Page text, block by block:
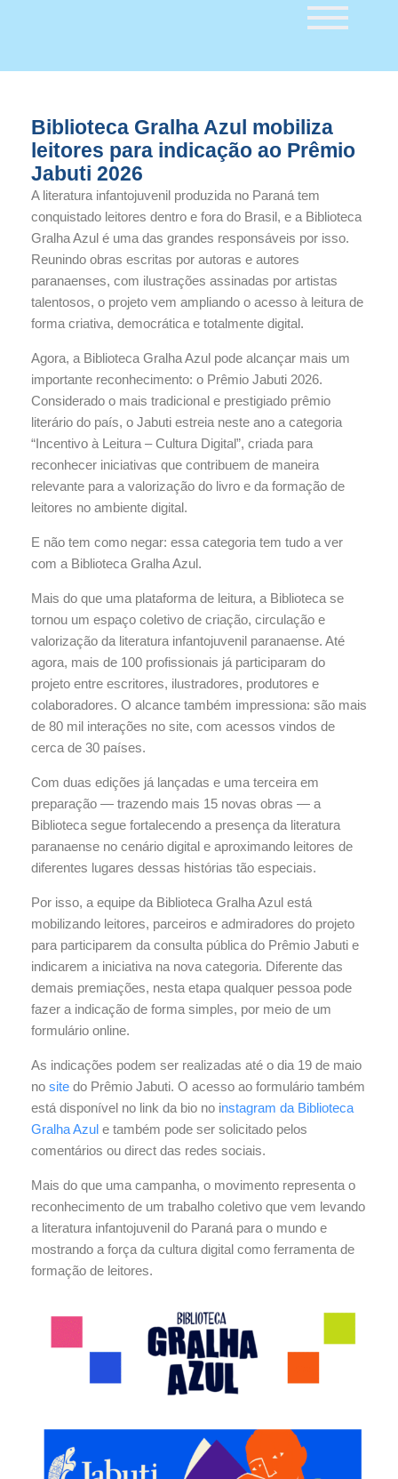
Biblioteca Gralha Azul mobiliza
leitores para indicação ao Prêmio
Jabuti 2026
A literatura infantojuvenil produzida no Paraná tem
conquistado leitores dentro e fora do Brasil, e a Biblioteca
Gralha Azul é uma das grandes responsáveis por isso.
Reunindo obras escritas por autoras e autores
paranaenses, com ilustrações assinadas por artistas
talentosos, o projeto vem ampliando o acesso à leitura de
forma criativa, democrática e totalmente digital.
Agora, a Biblioteca Gralha Azul pode alcançar mais um
importante reconhecimento: o Prêmio Jabuti 2026.
Considerado o mais tradicional e prestigiado prêmio
literário do país, o Jabuti estreia neste ano a categoria
“Incentivo à Leitura – Cultura Digital”, criada para
reconhecer iniciativas que contribuem de maneira
relevante para a valorização do livro e da formação de
leitores no ambiente digital.
E não tem como negar: essa categoria tem tudo a ver
com a Biblioteca Gralha Azul.
Mais do que uma plataforma de leitura, a Biblioteca se
tornou um espaço coletivo de criação, circulação e
valorização da literatura infantojuvenil paranaense. Até
agora, mais de 100 profissionais já participaram do
projeto entre escritores, ilustradores, produtores e
colaboradores. O alcance também impressiona: são mais
de 80 mil interações no site, com acessos vindos de
cerca de 30 países.
Com duas edições já lançadas e uma terceira em
preparação — trazendo mais 15 novas obras — a
Biblioteca segue fortalecendo a presença da literatura
paranaense no cenário digital e aproximando leitores de
diferentes lugares dessas histórias tão especiais.
Por isso, a equipe da Biblioteca Gralha Azul está
mobilizando leitores, parceiros e admiradores do projeto
para participarem da consulta pública do Prêmio Jabuti e
indicarem a iniciativa na nova categoria. Diferente das
demais premiações, nesta etapa qualquer pessoa pode
fazer a indicação de forma simples, por meio de um
formulário online.
As indicações podem ser realizadas até o dia 19 de maio
no site do Prêmio Jabuti. O acesso ao formulário também
está disponível no link da bio no instagram da Biblioteca
Gralha Azul e também pode ser solicitado pelos
comentários ou direct das redes sociais.
Mais do que uma campanha, o movimento representa o
reconhecimento de um trabalho coletivo que vem levando
a literatura infantojuvenil do Paraná para o mundo e
mostrando a força da cultura digital como ferramenta de
formação de leitores.